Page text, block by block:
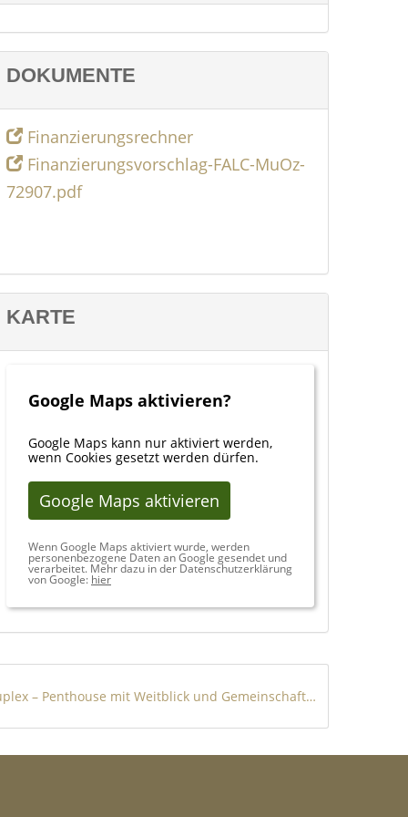
DOKUMENTE
Finanzierungsrechner
Finanzierungsvorschlag-FALC-MuOz-
72907.pdf
KARTE
Google Maps aktivieren?
Google Maps kann nur aktiviert werden,
wenn Cookies gesetzt werden dürfen.
Google Maps aktivieren
Wenn Google Maps aktiviert wurde, werden
personenbezogene Daten an Google gesendet und
verarbeitet. Mehr dazu in der Datenschutzerklärung
von Google: hier
Duplex – Penthouse mit Weitblick und Gemeinschaftspools